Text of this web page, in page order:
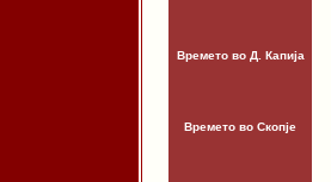
Времето во Д. Капија
Времето во Скопје